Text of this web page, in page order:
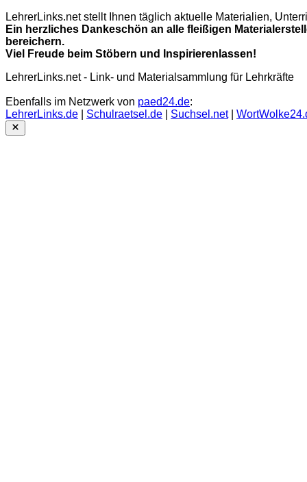
LehrerLinks.net stellt Ihnen täglich aktuelle Materialien,
Ein herzliches Dankeschön an alle fleißigen
bereichern.
Viel Freude beim Stöbern und Inspirierenlassen!
LehrerLinks.net - Link- und Materialsammlung für Lehrkräfte
Ebenfalls im Netzwerk von paed24.de:
LehrerLinks.de
Schulraetsel.de Suchsel.net|
Close